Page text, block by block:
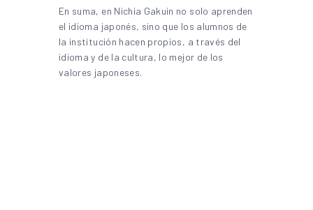
En suma, en Nichia Gakuin no solo aprenden
el idioma japonés, sino que los alumnos de
la institución hacen propios, a través del
idioma y de la cultura, lo mejor de los
valores japoneses.